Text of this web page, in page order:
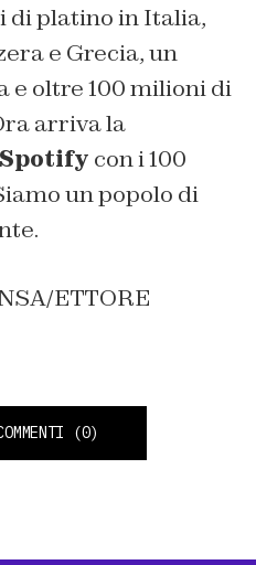
di platino in Italia,
e Grecia, un
e oltre 100 milioni di
arriva la
Spotify con i 100
un popolo di
ETTORE
(0)